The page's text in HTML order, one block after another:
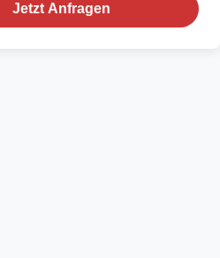
Jetzt Anfragen